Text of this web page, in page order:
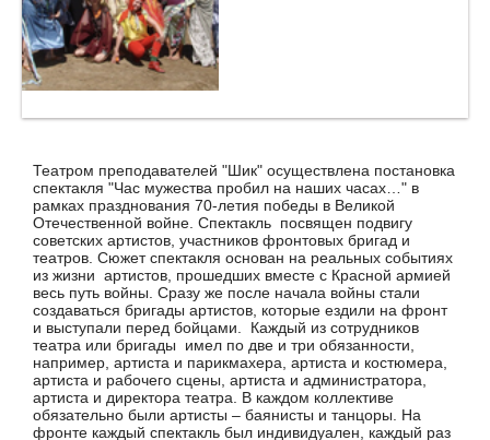
Театром преподавателей "Шик" осуществлена постановка
спектакля "Час мужества пробил на наших часах…" в
рамках празднования 70-летия победы в Великой
Отечественной войне. Спектакль посвящен подвигу
советских артистов, участников фронтовых бригад и
театров. Сюжет спектакля основан на реальных событиях
из жизни артистов, прошедших вместе с Красной армией
весь путь войны. Сразу же после начала войны стали
создаваться бригады артистов, которые ездили на фронт
и выступали перед бойцами. Каждый из сотрудников
театра или бригады имел по две и три обязанности,
например, артиста и парикмахера, артиста и костюмера,
артиста и рабочего сцены, артиста и администратора,
артиста и директора театра. В каждом коллективе
обязательно были артисты – баянисты и танцоры. На
фронте каждый спектакль был индивидуален, каждый раз